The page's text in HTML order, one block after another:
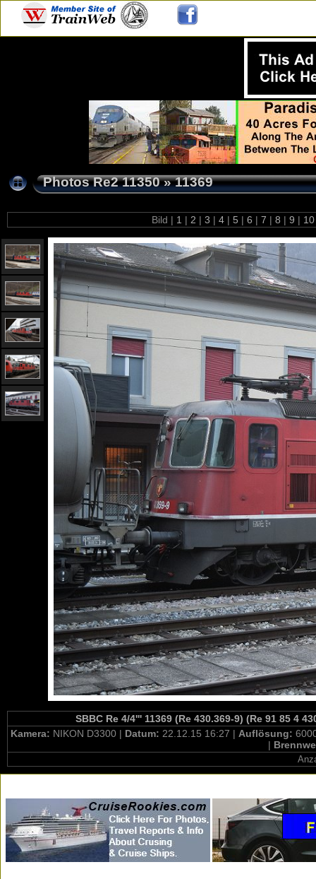
Photos Re2 11350»11369
Bild | 1 | 2 | 3 | 4 | 5 | 6 | 7 | 8 | 9 |
SBBC Re 4/4''' 11369 (Re 430.369-9) (Re 91 85 4
Kamera: NIKON D3300 | Datum: 22.12.15 16:27 | Auflösung:
|